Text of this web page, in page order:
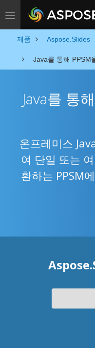
Toggle navigation
제품 Aspose.Slides
Java를 통해 PPSM
Java를 통
온프레미스
여 단일 또는
환하는 PPSM